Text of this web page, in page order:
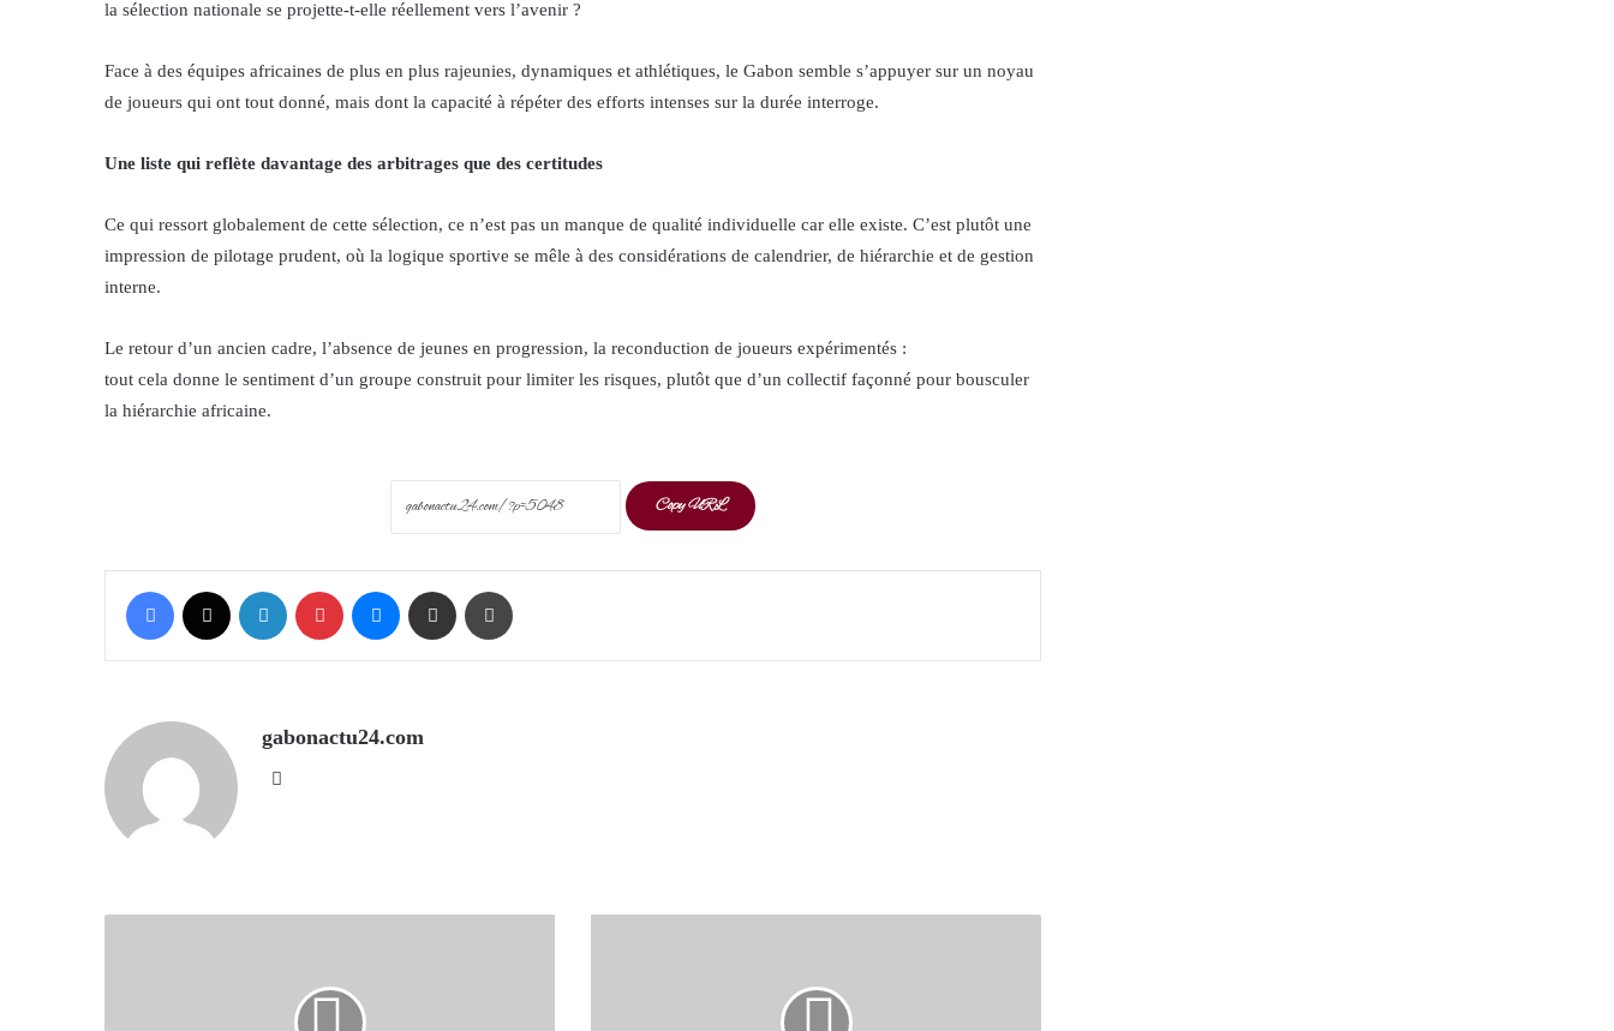
la sélection nationale se projette-t-elle réellement vers l’avenir ?
Face à des équipes africaines de plus en plus rajeunies, dynamiques et athlétiques, le Gabon semble s’appuyer sur un noyau
de joueurs qui ont tout donné, mais dont la capacité à répéter des efforts intenses sur la durée interroge.
Une liste qui reflète davantage des arbitrages que des certitudes
Ce qui ressort globalement de cette sélection, ce n’est pas un manque de qualité individuelle car elle existe. C’est plutôt une
impression de pilotage prudent, où la logique sportive se mêle à des considérations de calendrier, de hiérarchie et de gestion
interne.
Le retour d’un ancien cadre, l’absence de jeunes en progression, la reconduction de joueurs expérimentés :
tout cela donne le sentiment d’un groupe construit pour limiter les risques, plutôt que d’un collectif façonné pour bousculer
la hiérarchie africaine.
Copy URL
Facebook LinkedIn Pinterest Messenger Share via Email
gabonactu24.com